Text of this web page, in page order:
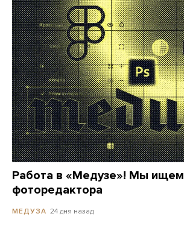
Работа в «Медузе»! Мы ищем
фоторедактора
МЕДУЗА 24 дня назад